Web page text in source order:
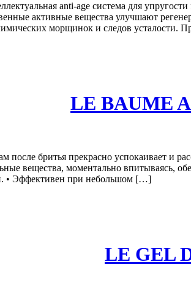
anti-age система для
активные вещества улучшают
морщинок и следов усталости.
LE BAUME
после бритья прекрасно успокаивает и
вещества, моментально впитываясь,
• Эффективен при небольшом […]
LE GEL